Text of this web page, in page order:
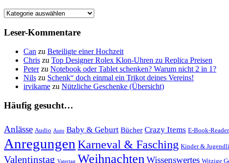
Geschenkidee-
Leser-Kommentare
Can zu Beteiligte einer Hochzeit
Chris zu Top Designer Rolex Klon-Uhren zu Replica Preisen
Peterzu Notebook oder Tablet schenken? Warum nicht 2 in 1?
Nils zu Schenk“ doch einmal ein Trikot deines Vereins!
irvikame zu Nützliche Geschenke (Übersicht)
Häufig gesucht…
Anlässe Audio Auto Baby & Geburt Bücher Crazy Items E-Book-Reader
Anregungen Karneval & Fasching Kinder &
Valentinstag Vatertag WeihnachtenWissenswertes Witzige